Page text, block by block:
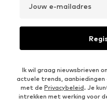
Jouw e-mailadres
Ik wil graag nieuwsbrieven
actuele trends, aanbiedingen
met de Privacybeleid. Je
intrekken met werking voor